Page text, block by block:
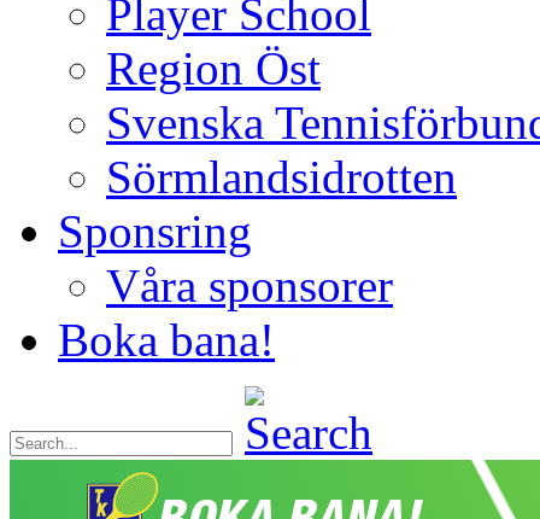
Player School
Region Öst
Svenska
Sörmlandsidrotten
Sponsring
Våra sponsorer
Boka bana!